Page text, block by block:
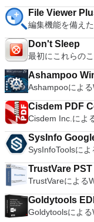
converter,
It also has some
document, and
support. Overall, WPS Office 2016 Free is a good alternative
to Microsoft's
processor; the
effective slide
multimedia
both a flexible
ート。 VNC Connectサブスクリプションには、無料、有料、
試用の3つのバー
ンごとに、
ューターにVNC
に、RealVNCア
シンでVNC
ーターを確認して接続できま
と、セッション
はすぐに各コン
ューターへのロ
す。 VNC ViewerのMacバージョンをお探しですか？ここから
ダウンロード
File Viewer
編集機能を備え
Don't Sleep
最初にこれらの
Ashampoo
Ashampooによる
Cisdem PDF
Cisdem Inc.によ
SysInfo
Tool
SysInfoToolsによ
TrustVare
TrustVareによる
Goldytools
Goldytoolsによる